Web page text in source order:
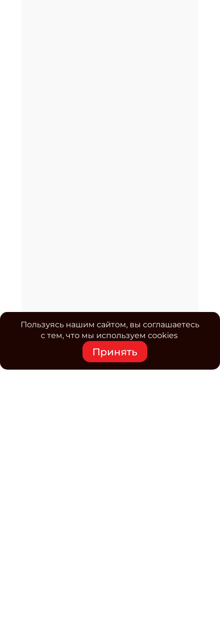
Пользуясь нашим сайтом, вы соглашаетесь
с тем, что мы используем cookies
Принять